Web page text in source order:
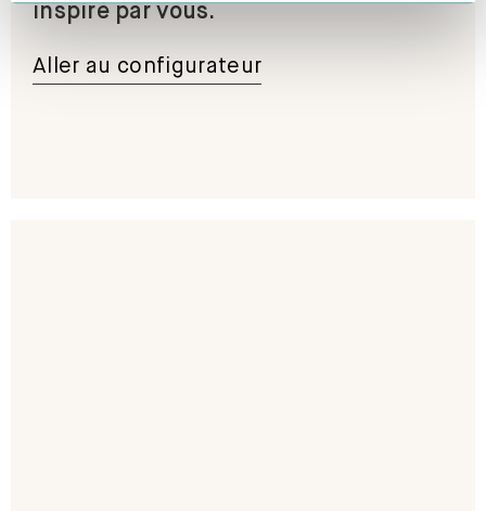
inspiré par vous.
Aller au configurateur